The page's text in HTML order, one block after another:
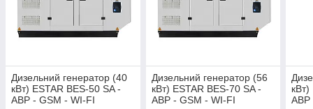
Дизельний генератор (40
кВт) ESTAR BES-50 SA -
АВР - GSM - WI-FI
Дизельний генератор (56
кВт) ESTAR BES-70 SA -
АВР - GSM - WI-FI
АВР